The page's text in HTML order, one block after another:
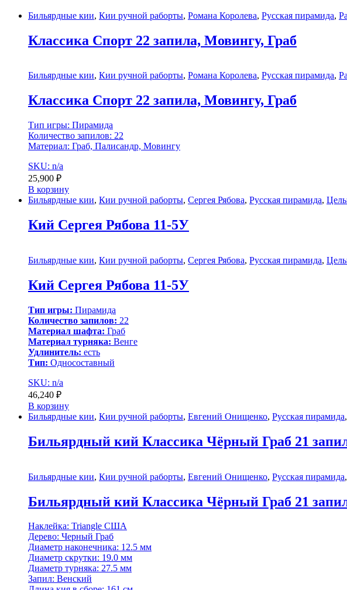
Бильярдные кии, Кии ручной раборты, Романа Королева, Русская пирамида,
Классика Спорт 22 запила, Мовингу, Граб
Бильярдные кии, Кии ручной раборты, Романа Королева, Русская пирамида,
Классика Спорт 22 запила, Мовингу, Граб
Тип игры: Пирамида
Количество запилов: 22
Материал: Граб, Палисандр, Мовингу
SKU: n/a
25,900 ₽
В корзину
Бильярдные кии, Кии ручной раборты, Сергея Рябова, Русская пирамида,
Кий Сергея Рябова 11-5У
Бильярдные кии, Кии ручной раборты, Сергея Рябова, Русская пирамида,
Кий Сергея Рябова 11-5У
Тип игры: Пирамида
Количество запилов: 22
Материал шафта: Граб
Материал турняка: Венге
Удлинитель: есть
Тип: Односоставный
SKU: n/a
46,240 ₽
В корзину
Бильярдные кии, Кии ручной раборты, Евгений Онищенко, Русская пирамида,
Бильярдный кий Классика Чёрный Граб 21
Бильярдные кии, Кии ручной раборты, Евгений Онищенко, Русская пирамида,
Бильярдный кий Классика Чёрный Граб 21
Наклейка: Triangle США
Дерево: Черный Граб
Диаметр наконечника: 12.5 мм
Диаметр скрутки: 19.0 мм
Диаметр турняка: 27.5 мм
Запил: Венский